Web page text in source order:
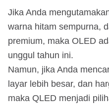
Jika Anda
warna hitam sempurna,
premium, maka OLED
unggul tahun ini.
Namun, jika Anda
layar lebih besar, dan
maka QLED menjadi